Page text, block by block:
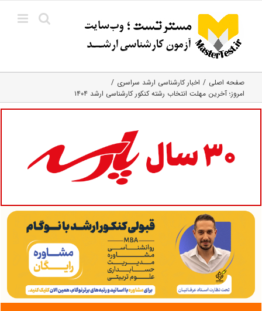
content
صفحه اصلی
اخبار کارشناسی ارشد سراسری
امروز؛ آخرین مهلت انتخاب رشته کنکور کارشناسی ارشد ۱۴۰۴